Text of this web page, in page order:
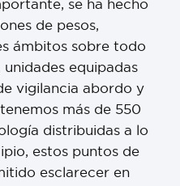
se ha hecho
de pesos,
ámbitos sobre todo
equipadas
vigilancia abordo y
más de 550
distribuidas a lo
estos puntos de
esclarecer en